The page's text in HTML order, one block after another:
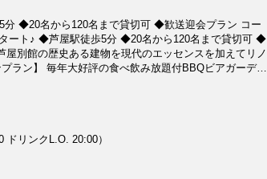
◆20名から120名まで貸切可 ◆歓送迎会プラン コー
ート♪ ◆芦屋駅徒歩5分 ◆20名から120名まで貸切可 ◆
別館の歴史ある建物を現代のエッセンスを加えてリノ
ラン】 毎年大好評の食べ飲み放題付BBQビアガーデン
み) お子様は小学生以上は一人3,500円。未就学児は無
対応したコース・ビュッフェプランをご用意していま
お集まりにご利用いただけます。 特別な料理と空間で
プランナーが幹事様をしっかりサポート致します。
リンクL.O. 20:00）